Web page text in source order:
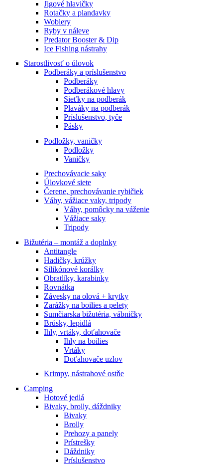
Jigové hlavičky
Rotačky a plandavky
Woblery
Ryby v náleve
Predator Booster & Dip
Ice Fishing nástrahy
Starostlivosť o úlovok
Podberáky a príslušenstvo
Podberáky
Podberákové hlavy
Sieťky na podberák
Plaváky na podberák
Príslušenstvo, tyče
Pásky
Podložky, vaničky
Podložky
Vaničky
Prechovávacie saky
Úlovkové siete
Čerene, prechovávanie rybičiek
Váhy, vážiace vaky, tripody
Váhy, pomôcky na váženie
Vážiace saky
Tripody
Bižutéria – montáž a doplnky
Antitangle
Hadičky, krúžky
Silikónové korálky
Obratlíky, karabinky
Rovnátka
Závesky na olová + krytky
Zarážky na boilies a pelety
Sumčiarska bižutéria, vábničky
Brúsky, lepidlá
Ihly, vrtáky, doťahovače
Ihly na boilies
Vrtáky
Doťahovače uzlov
Krimpy, nástrahové ostňe
Camping
Hotové jedlá
Bivaky, brolly, dáždniky
Bivaky
Brolly
Prehozy a panely
Prístrešky
Dáždniky
Príslušenstvo